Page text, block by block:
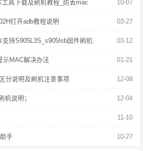
10-07
具下载及刷机教程_防丢mac
03-27
打开adb教程说明
03-12
持S905L3S_s905lsb固件刷机
01-21
示MAC解决办法
12-08
分说明及刷机注意事项
12-04
机说明；
11-10
10-27
手